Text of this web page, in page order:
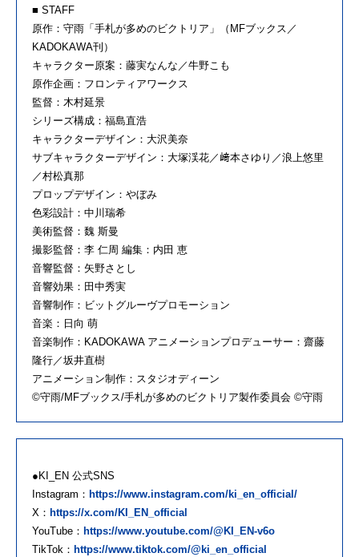
■ STAFF
原作：守雨「手札が多めのビクトリア」（MFブックス／
KADOKAWA刊）
キャラクター原案：藤実なんな／牛野こも
原作企画：フロンティアワークス
監督：木村延景
シリーズ構成：福島直浩
キャラクターデザイン：大沢美奈
サブキャラクターデザイン：大塚渓花／﨑本さゆり／浪上悠里
／村松真那
プロップデザイン：やぼみ
色彩設計：中川瑞希
美術監督：魏 斯曼
撮影監督：李 仁周 編集：内田 恵
音響監督：矢野さとし
音響効果：田中秀実
音響制作：ビットグルーヴプロモーション
音楽：日向 萌
音楽制作：KADOKAWA アニメーションプロデューサー：齋藤
隆行／坂井直樹
アニメーション制作：スタジオディーン
©守雨/MFブックス/手札が多めのビクトリア製作委員会 ©守雨
●KI_EN 公式SNS
Instagram： https://www.instagram.com/ki_en_official/
X： https://x.com/KI_EN_official
YouTube： https://www.youtube.com/@KI_EN-v6o
TikTok： https://www.tiktok.com/@ki_en_official